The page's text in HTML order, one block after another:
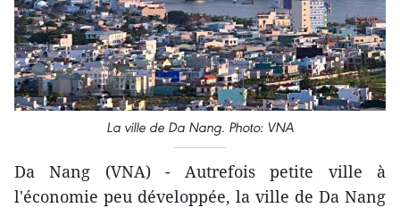
La ville de Da Nang. Photo: VNA
Da Nang (VNA) - Autrefois petite ville à
l'économie peu développée, la ville de Da Nang